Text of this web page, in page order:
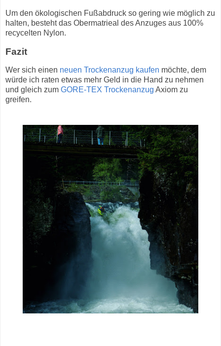
Um den ökologischen Fußabdruck so gering wie möglich zu
halten, besteht das Obermatrieal des Anzuges aus 100%
recycelten Nylon.
Fazit
Wer sich einen neuen Trockenanzug kaufen möchte, dem
würde ich raten etwas mehr Geld in die Hand zu nehmen
und gleich zum GORE-TEX Trockenanzug Axiom zu
greifen.